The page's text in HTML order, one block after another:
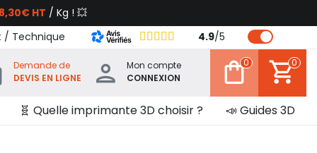
8,30€ HT / Kg ! 💥
/ Technique 4.9/5
Demande de
DEVIS EN LIGNE
Mon compte
CONNEXION
0 0
🧬 Quelle imprimante 3D choisir ? 📣 Guides 3D